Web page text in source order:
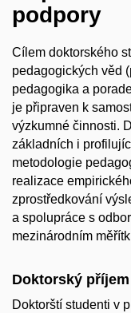
podpory
Cílem doktorského
pedagogických věd
pedagogika a
je připraven k
výzkumné činnosti.
základních i
metodologie
realizace
zprostředkování
a spolupráce s
mezinárodním
Doktorský příjem
Doktorští studenti v